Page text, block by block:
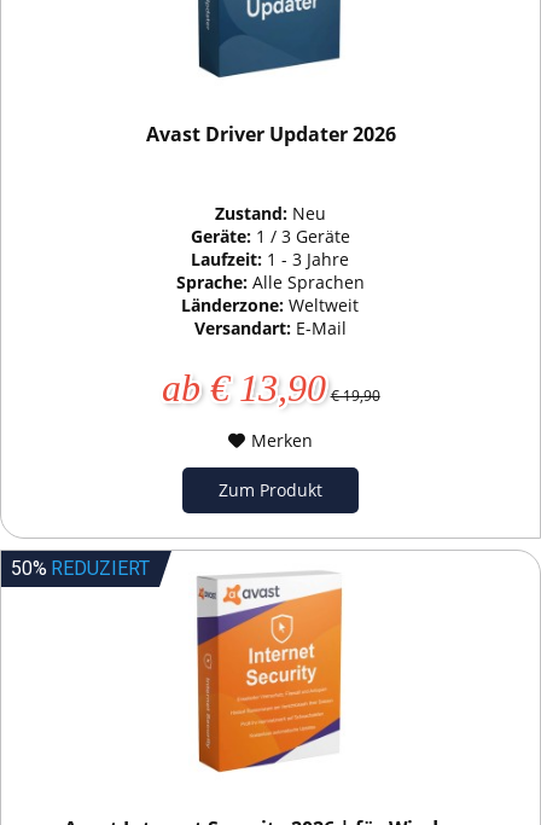
Avast Driver Updater 2026
Zustand: Neu
Geräte: 1 / 3 Geräte
Laufzeit: 1 - 3 Jahre
Sprache: Alle Sprachen
Länderzone:Weltweit
Versandart: E-Mail
ab € 13,90 € 19,90
Merken
Zum Produkt
50% REDUZIERT